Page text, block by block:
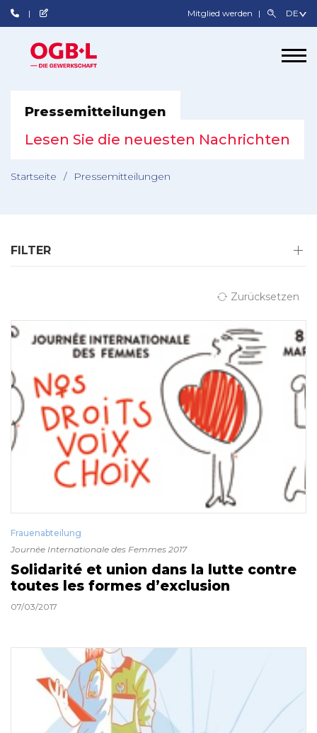
Mitglied werden
Pressemitteilungen
Lesen Sie die neuesten Nachrichten
Startseite / Pressemitteilungen
FILTER
Zurücksetzen
Frauenabteilung
Journée Internationale des Femmes 2017
Solidarité et union dans la lutte contre
toutes les formes d’exclusion
07/03/2017